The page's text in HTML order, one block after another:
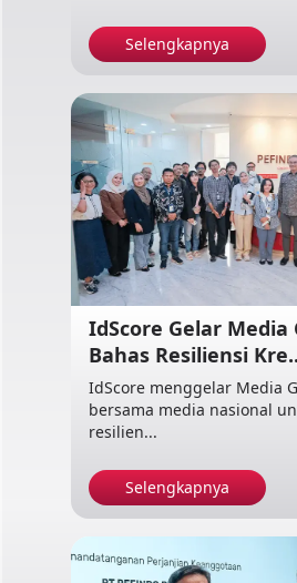
Selengkapnya
IdScore Gelar
Bahas Resiliensi
IdScore menggelar Media
bersama media nasional
resilien...
Selengkapnya